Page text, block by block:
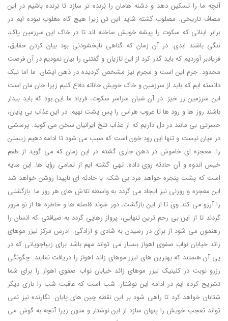
آنچه ما را تسکین دهد و دشنه هامان را بُرنده تر سازد تا بَرنده باشیم در این
مصاف تاریخی. مصلوب گشته شاید این تن زیرا هیچ گاه مغلوب نبوده ایم در
برابر اینانی که سکوت را پیشه خویش ساخته اند تا در خاک این سرزمین پاک،
ننگی باشند ابدی. در آن زمان که گناهی نابخشودنی بود بیان کردن حقایق،
فریادبر آوردیم که باید گذر کرد از این تازیان و گفتنی را بیان نمودیم در آن فرصت
محدود. جرم این است و مجرم نیز مشخص گردیده در ذهن ایشان. ما اما نیک
دانسته ایم که باید از سرزمین و خاک خویش جانانه دفاع کنیم زیرا جان مان است
این سرزمین زر خیز. در آن شبان سراسر سکوت، فریاد ما این بود که باید بیدار
باشند روز ها و رود ها تا غروب هراس را پسِ پشت نهیم. در این غذاب بی پایان،
حسرتی بی مانند در دل داریم که از عذاب تلخ ایرانیان سخن می گوید. پرسشی
در میان نیست و تنها این رود خون است که سبب می شود تا ادامه دهیم زیستن
را. معجزه ای خاموش در ذهن جاری گشته در این زمان که می گوید از طعم
خیس اندوه و آن حادثه روی داده. تهی گشته ایم از تمامی رؤیا ها. این سایه
است که پشت پنجره خواهد مرد بی شک. با حادثه ای ناپیدا روشن خواهد شد
این معجزه و روزنی نیز ایجاد می گردد به واسطه تلاش های هر روز ما. بازگشتی
را آرزو می کند وی تا از این بازگشت، دور شوند فاصله ها و خاطره ها از نو مرور
گردند تا از این بی رحم ترین تنهایی، پرواز رهایی گردد به ضیافتی که انسان را
رهنمون می شود از برای در رسیدن به شادی و آزادگی. آدرس مرکز لیزر موهای
زائد خیابان نواب صفوی اهواز بسیار می تواند مهم باشد برای زیباجویانی که در
پی آن هستند که بهترین های لیزر موهای زائد اهواز را دریافت نمایند. چگونگی
رزرو نوبت در کلینیک لیزر موهای زائد خیابان نواب صفوی اهواز را برای شما
تشریح کرده ایم در ادامه این نوشتار. شب است که عاقبت شب را باری دیگر
شتابان خواهد کرد تا راهی شود بر این نقطه چین های پایان. نگارنده نیز نمی
تواند تعجب خویش را پنهان سازد از این نوشتار و متون زیرا آنچه به گوش می